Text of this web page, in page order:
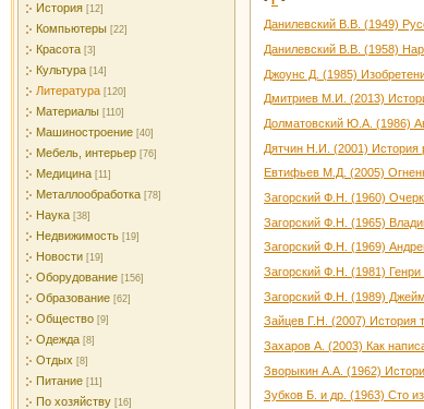
История [12]
Компьютеры [22]
Красота [3]
Культура [14]
Литература [120]
Материалы [110]
Машиностроение [40]
Мебель, интерьер [76]
Медицина [11]
Металлообработка [78]
Наука [38]
Недвижимость [19]
Новости [19]
Оборудование [156]
Образование [62]
Общество [9]
Одежда [8]
Отдых [8]
Питание [11]
По хозяйству [16]
Данилевский В.В. (1949)
Данилевский В.В. (1958)
Джоунс Д. (1985)
Дмитриев М.И. (2013)
Долматовский Ю.А. (1986)
Дятчин Н.И. (2001) История
Евтифьев М.Д. (2005)
Загорский Ф.Н. (1960)
Загорский Ф.Н. (1965)
Загорский Ф.Н. (1969)
Загорский Ф.Н. (1981)
Загорский Ф.Н. (1989)
Зайцев Г.Н. (2007) История
Захаров А. (2003) Как
Зворыкин А.А. (1962)
Зубков Б. и др. (1963) Сто